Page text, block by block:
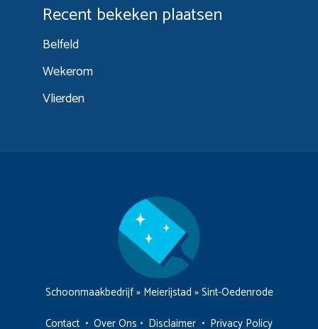
Recent bekeken plaatsen
Belfeld
Wekerom
Vlierden
Schoonmaakbedrijf» Meierijstad »Sint-Oedenrode
Contact • Over Ons • Disclaimer • Privacy Policy